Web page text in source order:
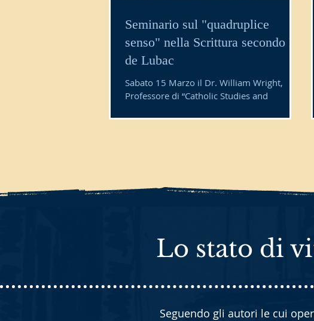
Seminario sul "quadruplice
senso" nella Scrittura secondo H.
de Lubac
Sabato 15 Marzo il Dr. William Wright,
Professore di “Catholic Studies and
(Pittsburgh, USA), ha...
Lo stato di
Seguendo gli autori le cui